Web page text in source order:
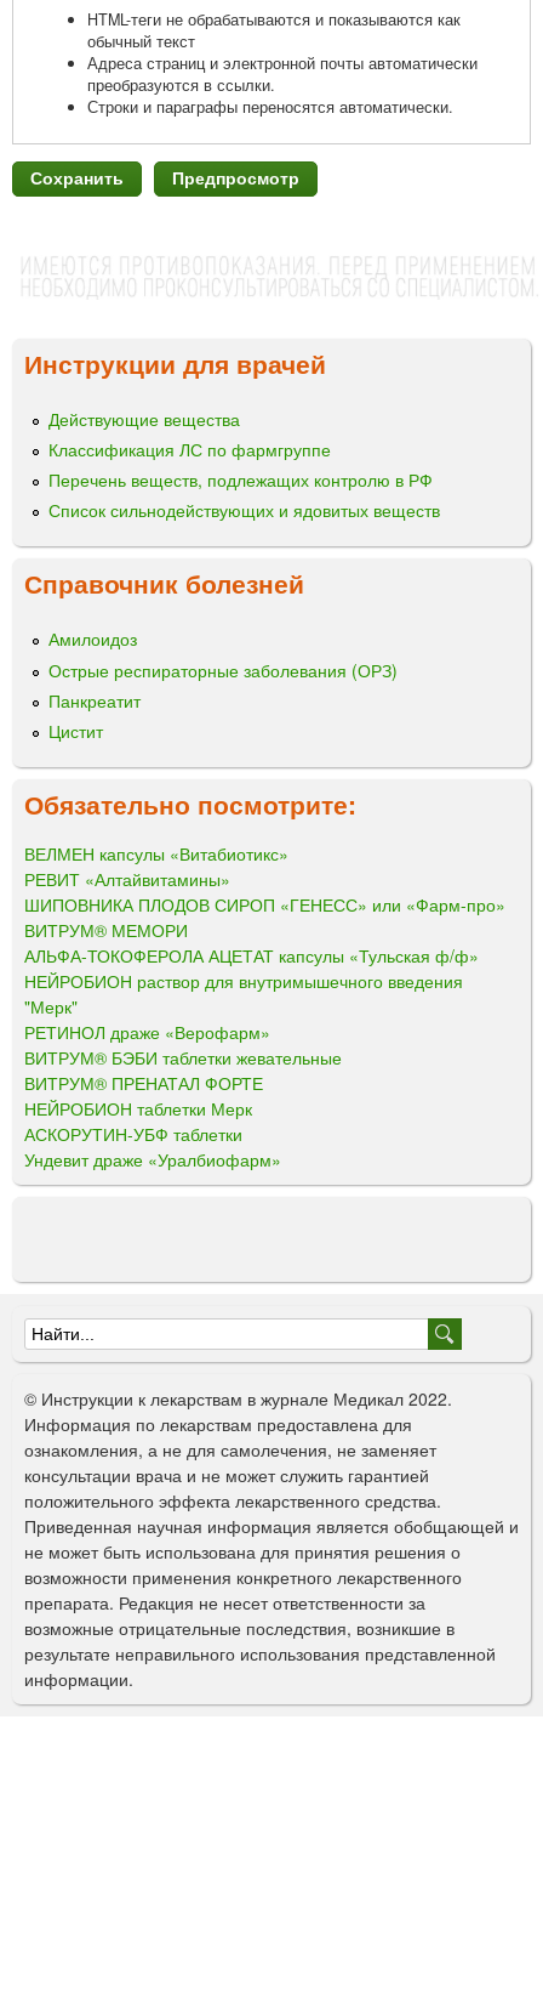
HTML-теги не обрабатываются и показываются как
обычный текст
Адреса страниц и электронной почты автоматически
преобразуются в ссылки.
Строки и параграфы переносятся автоматически.
Инструкции для врачей
Действующие вещества
Классификация ЛС по фармгруппе
Перечень веществ, подлежащих контролю в РФ
Список сильнодействующих и ядовитых веществ
Справочник болезней
Амилоидоз
Острые респираторные заболевания (ОРЗ)
Панкреатит
Цистит
Обязательно посмотрите:
ВЕЛМЕН капсулы «Витабиотикс»
РЕВИТ «Алтайвитамины»
ШИПОВНИКА ПЛОДОВ СИРОП «ГЕНЕСС» или «Фарм-про»
ВИТРУМ® МЕМОРИ
АЛЬФА-ТОКОФЕРОЛА АЦЕТАТ капсулы «Тульская ф/ф»
НЕЙРОБИОН раствор для внутримышечного введения
"Мерк"
РЕТИНОЛ драже «Верофарм»
ВИТРУМ® БЭБИ таблетки жевательные
ВИТРУМ® ПРЕНАТАЛ ФОРТЕ
НЕЙРОБИОН таблетки Мерк
АСКОРУТИН-УБФ таблетки
Ундевит драже «Уралбиофарм»
Ф
о
р
м
а
п
о
и
с
к
© Инструкции к лекарствам в журнале Медикал 2022.
Информация по лекарствам предоставлена для
ознакомления, а не для самолечения, не заменяет
консультации врача и не может служить гарантией
положительного эффекта лекарственного средства.
Приведенная научная информация является обобщающей и
не может быть использована для принятия решения о
возможности применения конкретного лекарственного
препарата. Редакция не несет ответственности за
возможные отрицательные последствия, возникшие в
результате неправильного использования представленной
информации.